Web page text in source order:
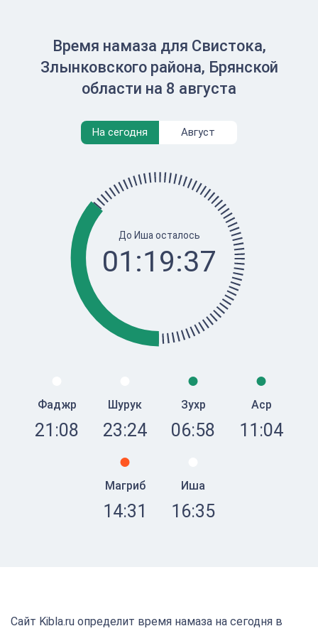
Время намаза для Свистока,
Злынковского района, Брянской
области на 8 августа
На сегодня Август
До Иша осталось
01:19:37
Фаджр
21:08
Шурук
23:24
Зухр
06:58
Аср
11:04
Магриб
14:31
Иша
16:35
Сайт Kibla.ru определит время намаза на сегодня в